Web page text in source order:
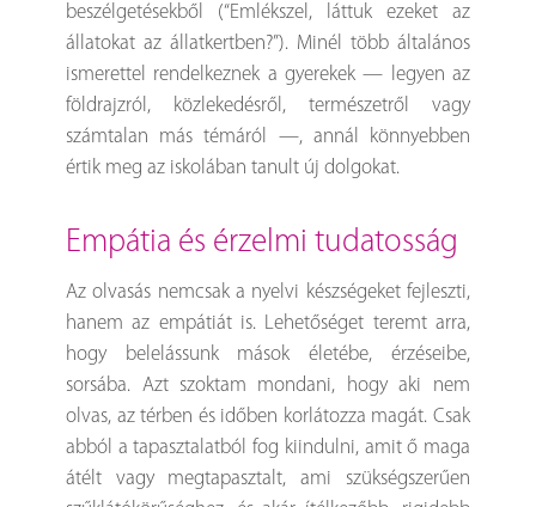
beszélgetésekből (“Emlékszel, láttuk ezeket az
állatokat az állatkertben?”). Minél több általános
ismerettel rendelkeznek a gyerekek — legyen az
földrajzról, közlekedésről, természetről vagy
számtalan más témáról —, annál könnyebben
értik meg az iskolában tanult új dolgokat.
empátia és érzelmi tudatosság
Az olvasás nemcsak a nyelvi készségeket fejleszti,
hanem az empátiát is. Lehetőséget teremt arra,
hogy belelássunk mások életébe, érzéseibe,
sorsába. Azt szoktam mondani, hogy aki nem
olvas, az térben és időben korlátozza magát. Csak
abból a tapasztalatból fog kiindulni, amit ő maga
átélt vagy megtapasztalt, ami szükségszerűen